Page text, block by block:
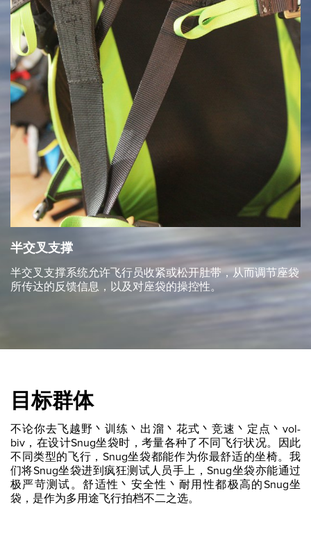
半交叉支撑
半交叉支撑系统允许飞行员收紧或松开肚带，从而调节座袋
所传达的反馈信息，以及对座袋的操控性。
目标群体
不论你去飞越野丶训练丶出溜丶花式丶竞速丶定点丶vol-
biv，在设计Snug坐袋时，考量各种了不同飞行状况。因此
不同类型的飞行，Snug坐袋都能作为你最舒适的坐椅。我
们将Snug坐袋进到疯狂测试人员手上，Snug坐袋亦能通过
极严苛测试。舒适性丶安全性丶耐用性都极高的Snug坐
袋，是作为多用途飞行拍档不二之选。